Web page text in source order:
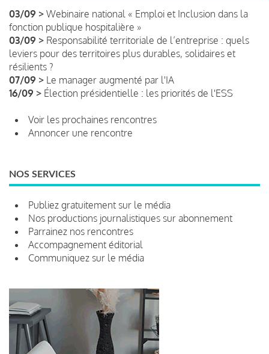
03/09 > Webinaire national « Emploi et Inclusion dans la
fonction publique hospitalière »
03/09 > Responsabilité territoriale de l’entreprise : quels
leviers pour des territoires plus durables, solidaires et
résilients ?
07/09 > Le manager augmenté par l'IA
16/09 > Élection présidentielle : les priorités de l'ESS
Voir les prochaines rencontres
Annoncer une rencontre
NOS SERVICES
Publiez gratuitement sur le média
Nos productions journalistiques sur abonnement
Parrainez nos rencontres
Accompagnement éditorial
Communiquez sur le média